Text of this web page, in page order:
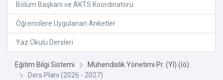
Bölüm Başkanı ve AKTS Koordinatorü
Öğrencilere Uygulanan Anketler
Yaz Okulu Dersleri
Eğitim Bilgi Sistemi
Mühendislik Yönetimi Pr. (Yl) (İö)
Ders Planı (2026 - 2027)